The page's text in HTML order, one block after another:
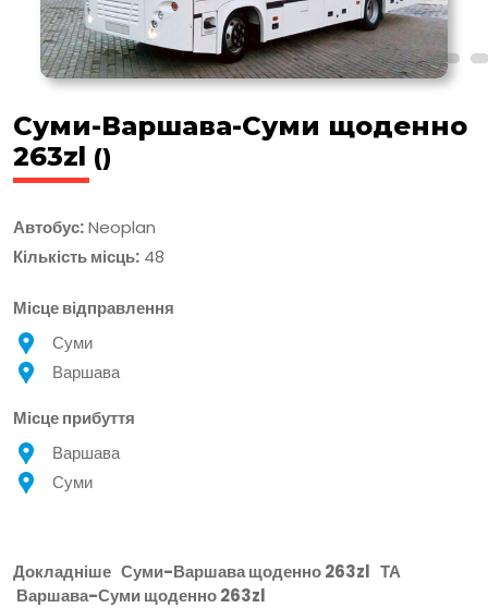
Суми-Варшава-Суми щоденно
263zl ()
Автобус:Neoplan
Кількість місць: 48
Місце відправлення
Суми
Варшава
Місце прибуття
Варшава
Суми
Докладніше Суми-Варшава щоденно 263zl ТА
Варшава-Суми щоденно 263zl